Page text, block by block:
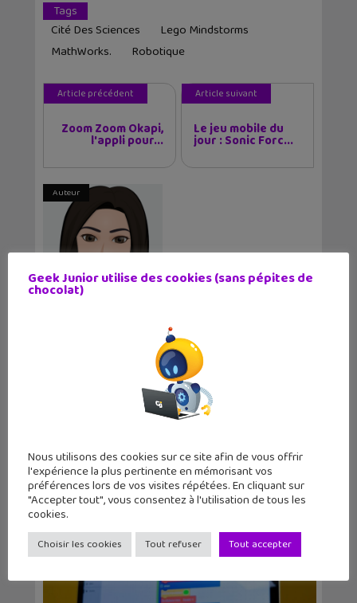
Tags
Cité Des Sciences
Lego Mindstorms
MathWorks.
Robotique
Article précédent
Zoom Zoom Okapi,
l'appli pour...
Article suivant
Le jeu mobile du
jour : Sonic Forc...
Auteur
Mariel Balbuena
Articles similaires
Geek Junior utilise des cookies (sans pépites de
chocolat)
Nous utilisons des cookies sur ce site afin de vous offrir
l'expérience la plus pertinente en mémorisant vos
préférences lors de vos visites répétées. En cliquant sur
"Accepter tout", vous consentez à l'utilisation de tous les
cookies.
Choisir les cookies Tout refuser Tout accepter